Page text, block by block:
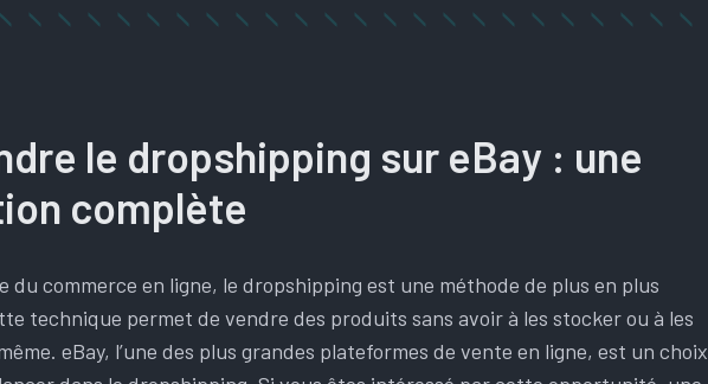
le dropshipping sur eBay : une
complète
du commerce en ligne, le dropshipping est une méthode de plus en plus
technique permet de vendre des produits sans avoir à les stocker ou à les
eBay, l’une des plus grandes plateformes de vente en ligne, est un choix